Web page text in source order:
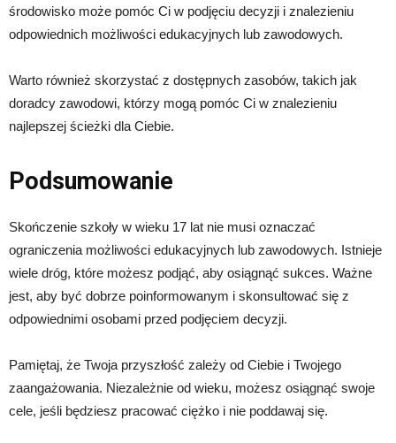
środowisko może pomóc Ci w podjęciu decyzji i znalezieniu
odpowiednich możliwości edukacyjnych lub zawodowych.
Warto również skorzystać z dostępnych zasobów, takich jak
doradcy zawodowi, którzy mogą pomóc Ci w znalezieniu
najlepszej ścieżki dla Ciebie.
Podsumowanie
Skończenie szkoły w wieku 17 lat nie musi oznaczać
ograniczenia możliwości edukacyjnych lub zawodowych. Istnieje
wiele dróg, które możesz podjąć, aby osiągnąć sukces. Ważne
jest, aby być dobrze poinformowanym i skonsultować się z
odpowiednimi osobami przed podjęciem decyzji.
Pamiętaj, że Twoja przyszłość zależy od Ciebie i Twojego
zaangażowania. Niezależnie od wieku, możesz osiągnąć swoje
cele, jeśli będziesz pracować ciężko i nie poddawaj się.